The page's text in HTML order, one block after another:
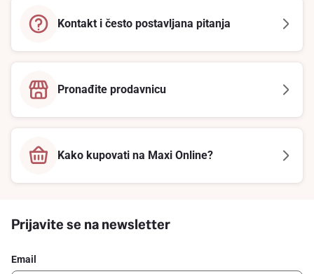
Kontakt i često postavljana pitanja
Pronađite prodavnicu
Kako kupovati na Maxi Online?
Prijavite se na newsletter
Email